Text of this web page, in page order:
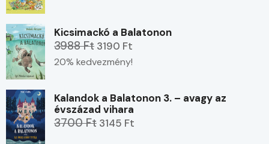
Kicsimackó a Balatonon
3988 Ft 3190 Ft
20% kedvezmény!
Kalandok a Balatonon 3. – avagy az
évszázad vihara
3700 Ft 3145 Ft